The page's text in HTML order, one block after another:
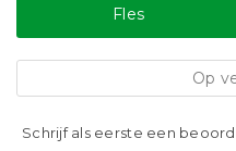
Fles
Op
Schrijf als eerste een